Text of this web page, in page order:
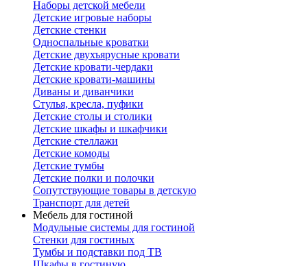
Наборы детской мебели
Детские игровые наборы
Детские стенки
Односпальные кроватки
Детские двухъярусные кровати
Детские кровати-чердаки
Детские кровати-машины
Диваны и диванчики
Стулья, кресла, пуфики
Детские столы и столики
Детские шкафы и шкафчики
Детские стеллажи
Детские комоды
Детские тумбы
Детские полки и полочки
Сопутствующие товары в детскую
Транспорт для детей
Мебель для гостиной
Модульные системы для гостиной
Стенки для гостиных
Тумбы и подставки под ТВ